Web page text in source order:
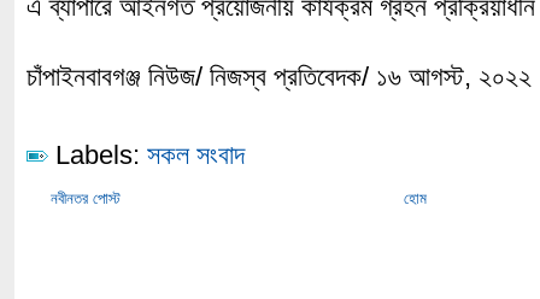
এ ব্যাপারে আইনগত প্রয়োজনীয় কার্যক্রম গ্রহন
চাঁপাইনবাবগঞ্জ নিউজ/ নিজস্ব প্রতিবেদক/ ১৬ আগস্ট, ২০২২
Labels: সকল সংবাদ
নবীনতর পোস্ট হোম